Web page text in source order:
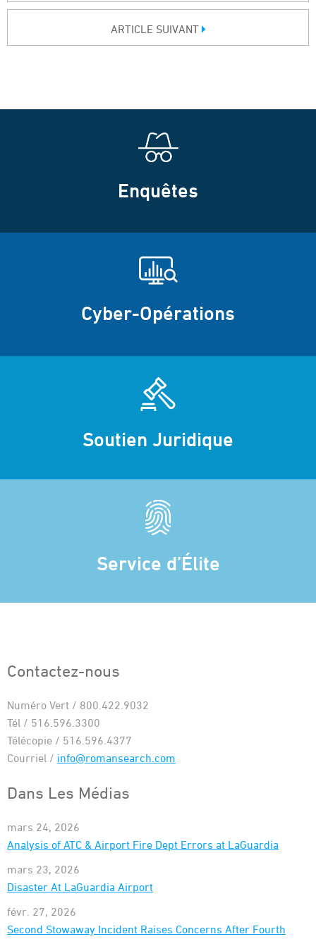
ARTICLE SUIVANT
Enquêtes
Cyber-Opérations
Soutien Juridique
Service d’Élite
Contactez-nous
Numéro Vert / 800.422.9032
Tél / 516.596.3300
Télécopie / 516.596.4377
Courriel / info@romansearch.com
Dans Les Médias
mars 24, 2026
Analysis of ATC & Airport Fire Dept Errors at LaGuardia
mars 23, 2026
Disaster At LaGuardia Airport
févr. 27, 2026
Second Stowaway Incident Raises Concerns After Fourth